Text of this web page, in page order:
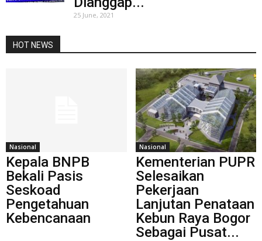
25 June, 2021
HOT NEWS
Nasional
Kepala BNPB
Bekali Pasis
Seskoad
Pengetahuan
Kebencanaan
Nasional
Kementerian PUPR
Selesaikan
Pekerjaan
Lanjutan Penataan
Kebun Raya Bogor
Sebagai Pusat...